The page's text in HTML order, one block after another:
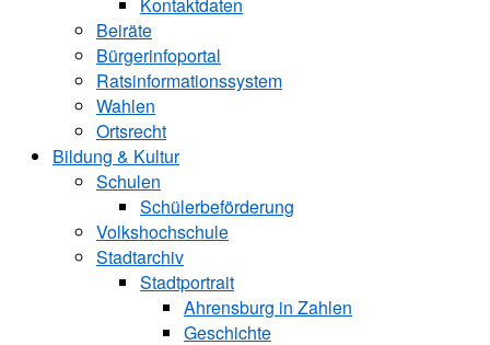
Beiräte
Bürgerinfoportal
Ratsinformationssystem
Wahlen
Ortsrecht
Bildung & Kultur
Schulen
Schülerbeförderung
Volkshochschule
Stadtarchiv
Stadtportrait
Ahrensburg in Zahlen
Geschichte